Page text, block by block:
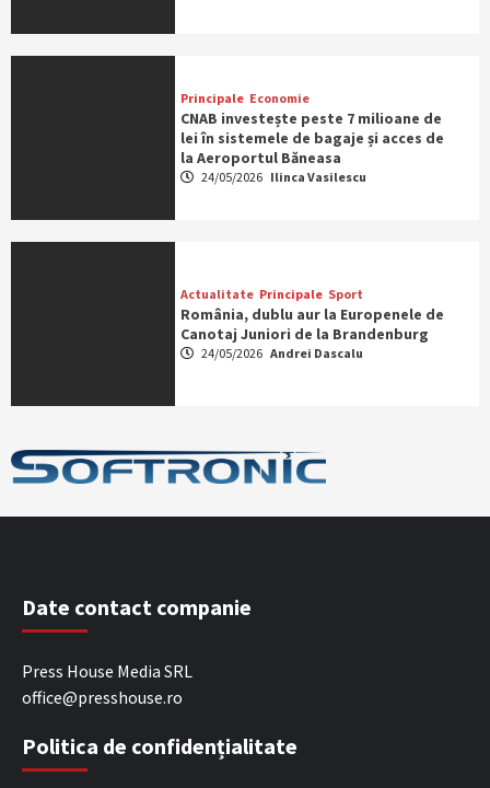
Principale Economie
CNAB investește peste 7 milioane de
lei în sistemele de bagaje și acces de
la Aeroportul Băneasa
24/05/2026 Ilinca Vasilescu
Actualitate Principale Sport
România, dublu aur la Europenele de
Canotaj Juniori de la Brandenburg
24/05/2026 Andrei Dascalu
Date contact companie
Press House Media SRL
office@presshouse.ro
Politica de confidențialitate